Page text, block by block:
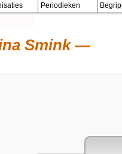
Periodieken
Smink